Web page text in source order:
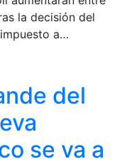
la decisión del
a…
del
se va a